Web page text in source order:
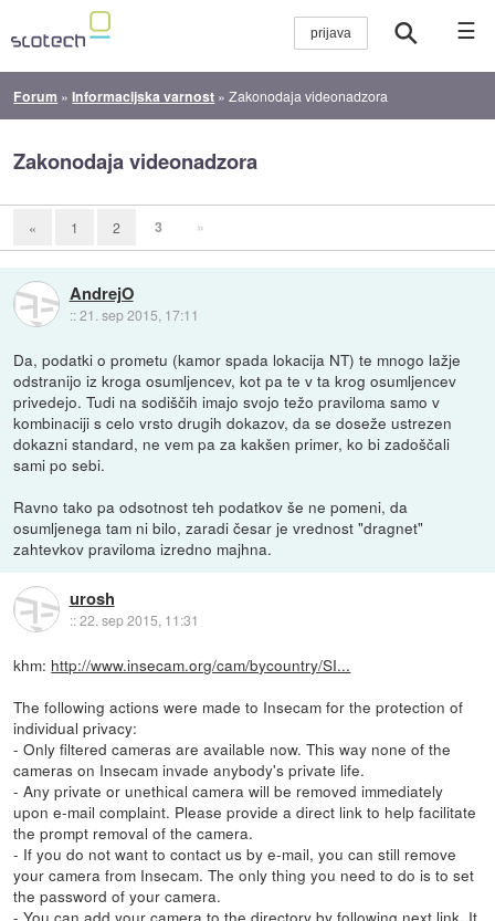
☰
Forum »Informacijska varnost »Zakonodaja videonadzora
Zakonodaja videonadzora
« 1 2 3 »
AndrejO
::21. sep 2015, 17:11
Da, podatki o prometu (kamor spada lokacija NT) te mnogo lažje
odstranijo iz kroga osumljencev, kot pa te v ta krog osumljencev
privedejo. Tudi na sodiščih imajo svojo težo praviloma samo v
kombinaciji s celo vrsto drugih dokazov, da se doseže ustrezen
dokazni standard, ne vem pa za kakšen primer, ko bi zadoščali
sami po sebi.
Ravno tako pa odsotnost teh podatkov še ne pomeni, da
osumljenega tam ni bilo, zaradi česar je vrednost "dragnet"
zahtevkov praviloma izredno majhna.
urosh
::22. sep 2015, 11:31
khm: http://www.insecam.org/cam/bycountry/SI...
The following actions were made to Insecam for the protection of
individual privacy:
- Only filtered cameras are available now. This way none of the
cameras on Insecam invade anybody's private life.
- Any private or unethical camera will be removed immediately
upon e-mail complaint. Please provide a direct link to help facilitate
the prompt removal of the camera.
- If you do not want to contact us by e-mail, you can still remove
your camera from Insecam. The only thing you need to do is to set
the password of your camera.
- You can add your camera to the directory by following next link. It